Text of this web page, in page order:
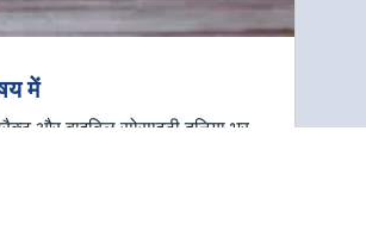
में
और बाइबिल सोसाइटी दुनिया भर